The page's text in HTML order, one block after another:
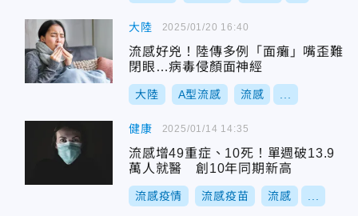
大陸
流感好兇！陸傳多例「面癱」嘴歪難
閉眼…病毒侵顏面神經
大陸 A型流感 流感
2025/01/20 16:40
健康
流感增49重症、10死！單週破13.9
萬人就醫 創10年同期新高
流感疫情 流感疫苗 流感
2025/01/14 14:35